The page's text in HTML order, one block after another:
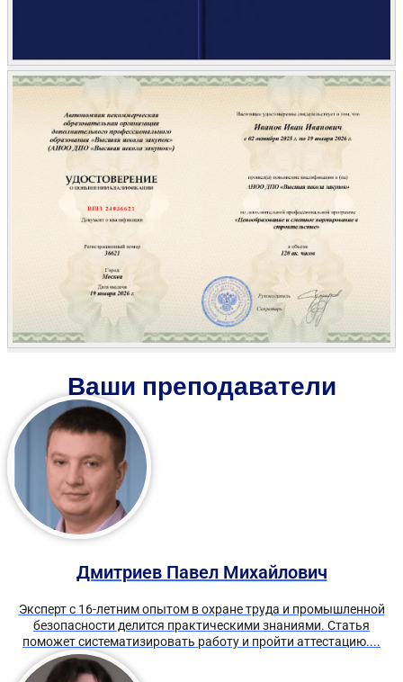
Ваши преподаватели
Дмитриев Павел Михайлович
Эксперт с 16-летним опытом в охране труда и промышленной
безопасности делится практическими знаниями. Статья
поможет систематизировать работу и пройти аттестацию....